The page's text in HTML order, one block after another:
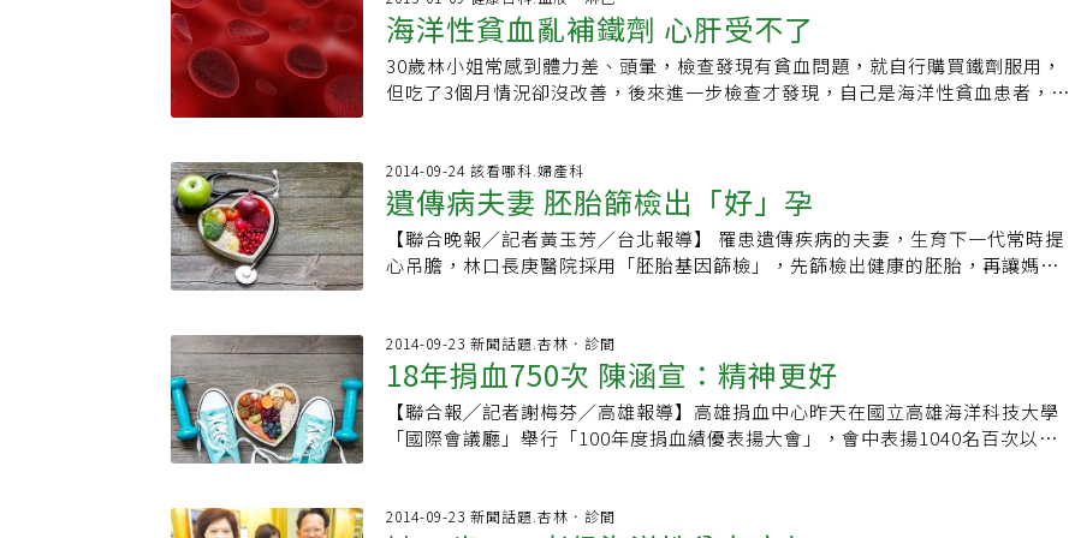
血，兩人即使都是輕度，但孩子有機會成為中度或重度患者。貧血常見症狀包括
疲倦、失眠、掉髮、注意力不集中、心悸、易喘、眼瞼呈白色、爬樓梯上氣不接
下氣等。台北榮總血液腫瘤科主任劉俊煌說，一旦還懷疑自己有貧血症狀，醫師
會協助驗血，缺鐵性貧血的患者檢驗後會顯示有小球性貧血、血小板數量會增
多，另外還得做血色素電泳分析，同步確認後才能確認是否為地中海型貧血。
鐵治療後，就能有所改善對於何時該進行排鐵，醫界各有不同看法，普遍認為長
期固定接受輸血患者在血清血鐵質仍低時就可進行排鐵，這樣的效果最好。目前
可接受的範圍為，若一年輸血超過20袋或血清鐵蛋白濃度（serum ferritin, SF）
大於1000ng/ml，就應接受排鐵治療，以免造成鐵過量所產生的併發症。以往的
上市後，口服方便性高且途徑傷害性小、安全度也高，可有效提升生活品質。總
之，有貧血症狀時，必須先了解造成貧血的真正原因，對症處理，才能有效改善
不適現象，尤其是洗腎患者及中度海洋性貧血患者，千萬不要刻意補鐵，才能有
效降低慢性鐵質沉積對身體造成的傷害。◎ 隨時掌握第一手健康訊息，快加入
【元氣網粉絲團】
400多人，但中度因常被忽略、目前無明確統計。不過，中度海洋性貧血若長期輕
忽未追蹤治療，恐引起肝脾腫大、骨質疏鬆、骨骼變形、血鐵質沉積等。Grace
就因紅血球功能不良、長期貧血，身體缺氧，刺激骨髓使用更多空間來製造紅血
球，使得骨骼越來越薄，造成嚴重骨質疏鬆，不僅長年痠痛，年紀輕輕就三度骨
制得很好。治療後，Grace月經正常，也不需靠以厚粉妝遮蓋蠟黃臉。台大醫院
小兒部主治醫師盧孟佑指出，門診患者Nick從小也深受貧血之苦，原本認為接受
脾臟切除，身體變得較好。但在赴大陸工作前健檢發現，血鐵質比正常人高，卻
沒固定回診，後來血鐵值飆升破萬，雖沒有明顯不舒服，但臉色黃，手指關節明
海洋性貧血亂補鐵劑 心肝受不了
30歲林小姐常感到體力差、頭暈，檢查發現有貧血問題，就自行購買鐵劑服用，
但吃了3個月情況卻沒改善，後來進一步檢查才發現，自己是海洋性貧血患者，而
示，雖然缺鐵性貧血的患者較為常見，但海洋性貧血等其他類型貧血，也會出現
疲倦、頭暈、臉色蒼白等相同的貧血症狀，臨床見到不少貧血患者常搞不清楚病
因，就自行買鐵劑補充，反而更傷身。海洋性貧血是種遺傳性疾病，因基因缺陷
造成紅血球血紅素生成異常，引發全身器官、組織缺氧，國內帶此基因者約占總
人口5%至8%，何一成說，海洋性貧血患者體內鐵質容易累積，若長期鐵質過
都有同一類型海洋性貧血的基因，所生子女有四分之一的機會，罹患重症海洋性
貧血，子女需定期輸血治療，建議有海洋性貧血患者，在準備生育前應進行完整
健康檢查及遺傳諮詢，避免生下重症子女。至於缺鐵性貧血、則好發於素食者、
年輕女性、銀髮族，或有肝、腎、腸胃疾病等族群，特別是女性貧血的患者，最
的情況，建議健康檢查發現血液數值有異常時，可到醫院內科、血液科進一步的
2014-09-24 該看哪科.婦產科
遺傳病夫妻 胚胎篩檢出「好」孕
【聯合晚報／記者黃玉芳／台北報導】 罹患遺傳疾病的夫妻，生育下一代常時提
心吊膽，林口長庚醫院採用「胚胎基因篩檢」，先篩檢出健康的胚胎，再讓媽媽
夫婦，開心地拿出小寶貝的照片跟大家分享喜悅。張先生說，夫妻兩人都是海洋
性貧血帶因者卻不知情，直到前年太太懷孕16周，抽羊水檢查才知道寶寶是重症
海洋性貧血，只得在懷孕快5個月時人工流產。之後想生又不敢試，直到接受胚胎
基因篩檢才一圓當父母的夢。林口長庚醫院生殖中心醫師陳俊凱表示，像張姓夫
妻一樣情況的人不在少數，台灣約有5%至8%是海洋性貧血的帶因者。父親、母
流產的夢靨不要發生在他們身上。長庚醫院近年來發展的「胚胎基因篩檢」，可
2014-09-23 新聞話題.杏林．診間
18年捐血750次 陳涵宣：精神更好
【聯合報╱記者謝梅芬／高雄報導】高雄捐血中心昨天在國立高雄海洋科技大學
「國際會議廳」舉行「100年度捐血績優表揚大會」，會中表揚1040名百次以上
罹患海洋性貧血的林志錦代表受血者向熱心的捐血人及社團致最高感謝。今年53
2014-09-23 新聞話題.杏林．診間